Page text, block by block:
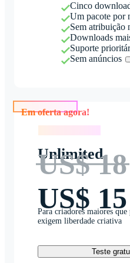
Cinco
Um pacote por
Sem atribuição
Downloads
Suporte
Sem anúncios
Unlimited
US$ 18
US$ 15
Para criadores maiores que
exigem liberdade criativa
Teste